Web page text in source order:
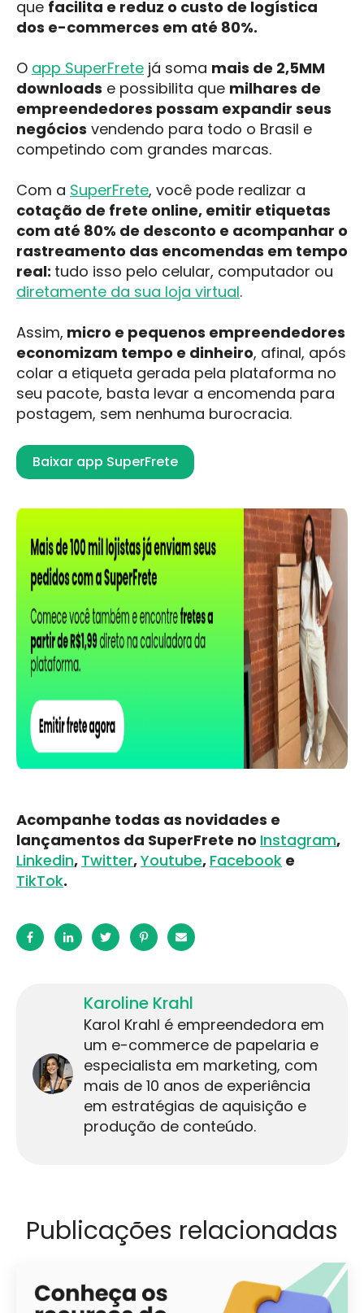
que facilita e reduz o custo de logística
dos e-commerces em até 80%.
O app SuperFrete já soma mais de 2,5MM
downloads e possibilita que milhares de
empreendedores possam expandir seus
negócios vendendo para todo o Brasil e
competindo com grandes marcas.
Com a SuperFrete, você pode realizar a
cotação de frete online, emitir etiquetas
com até 80% de desconto e acompanhar o
rastreamento das encomendas em tempo
real: tudo isso pelo celular, computador ou
diretamente da sua loja virtual.
Assim, micro e pequenos empreendedores
economizam tempo e dinheiro, afinal, após
colar a etiqueta gerada pela plataforma no
seu pacote, basta levar a encomenda para
postagem, sem nenhuma burocracia.
Baixar app SuperFrete
Acompanhe todas as novidades e
lançamentos da SuperFrete no Instagram,
Linkedin, Twitter,Youtube, Facebook e
TikTok.
Karoline Krahl
Karol Krahl é empreendedora em
um e-commerce de papelaria e
especialista em marketing, com
mais de 10 anos de experiência
em estratégias de aquisição e
produção de conteúdo.
Publicações relacionadas